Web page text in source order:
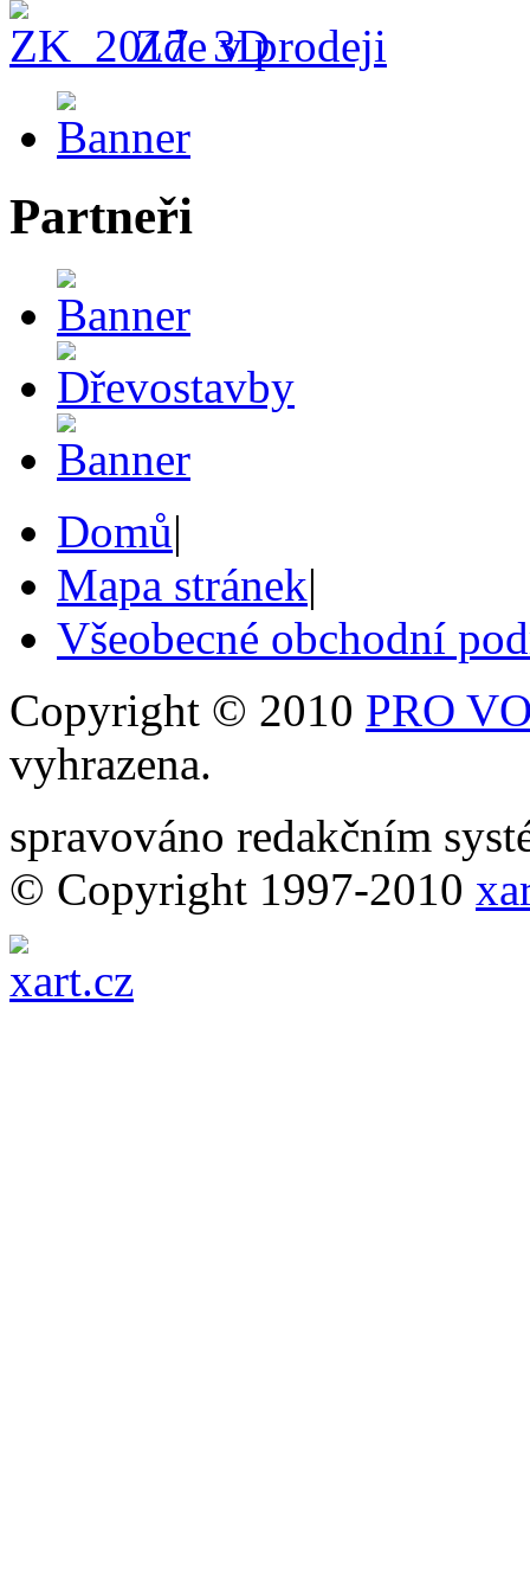
Zde v prodeji
Partneři
Domů|
Mapa stránek|
Všeobecné obchodní
Copyright © 2010 PRO
vyhrazena.
spravováno redakčním
© Copyright 1997-2010